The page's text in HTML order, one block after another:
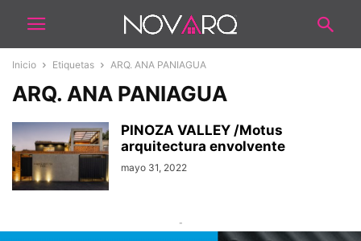
Inicio Etiquetas ARQ. ANA PANIAGUA
ARQ. ANA PANIAGUA
PINOZA VALLEY /Motus
arquitectura envolvente
mayo 31, 2022
-